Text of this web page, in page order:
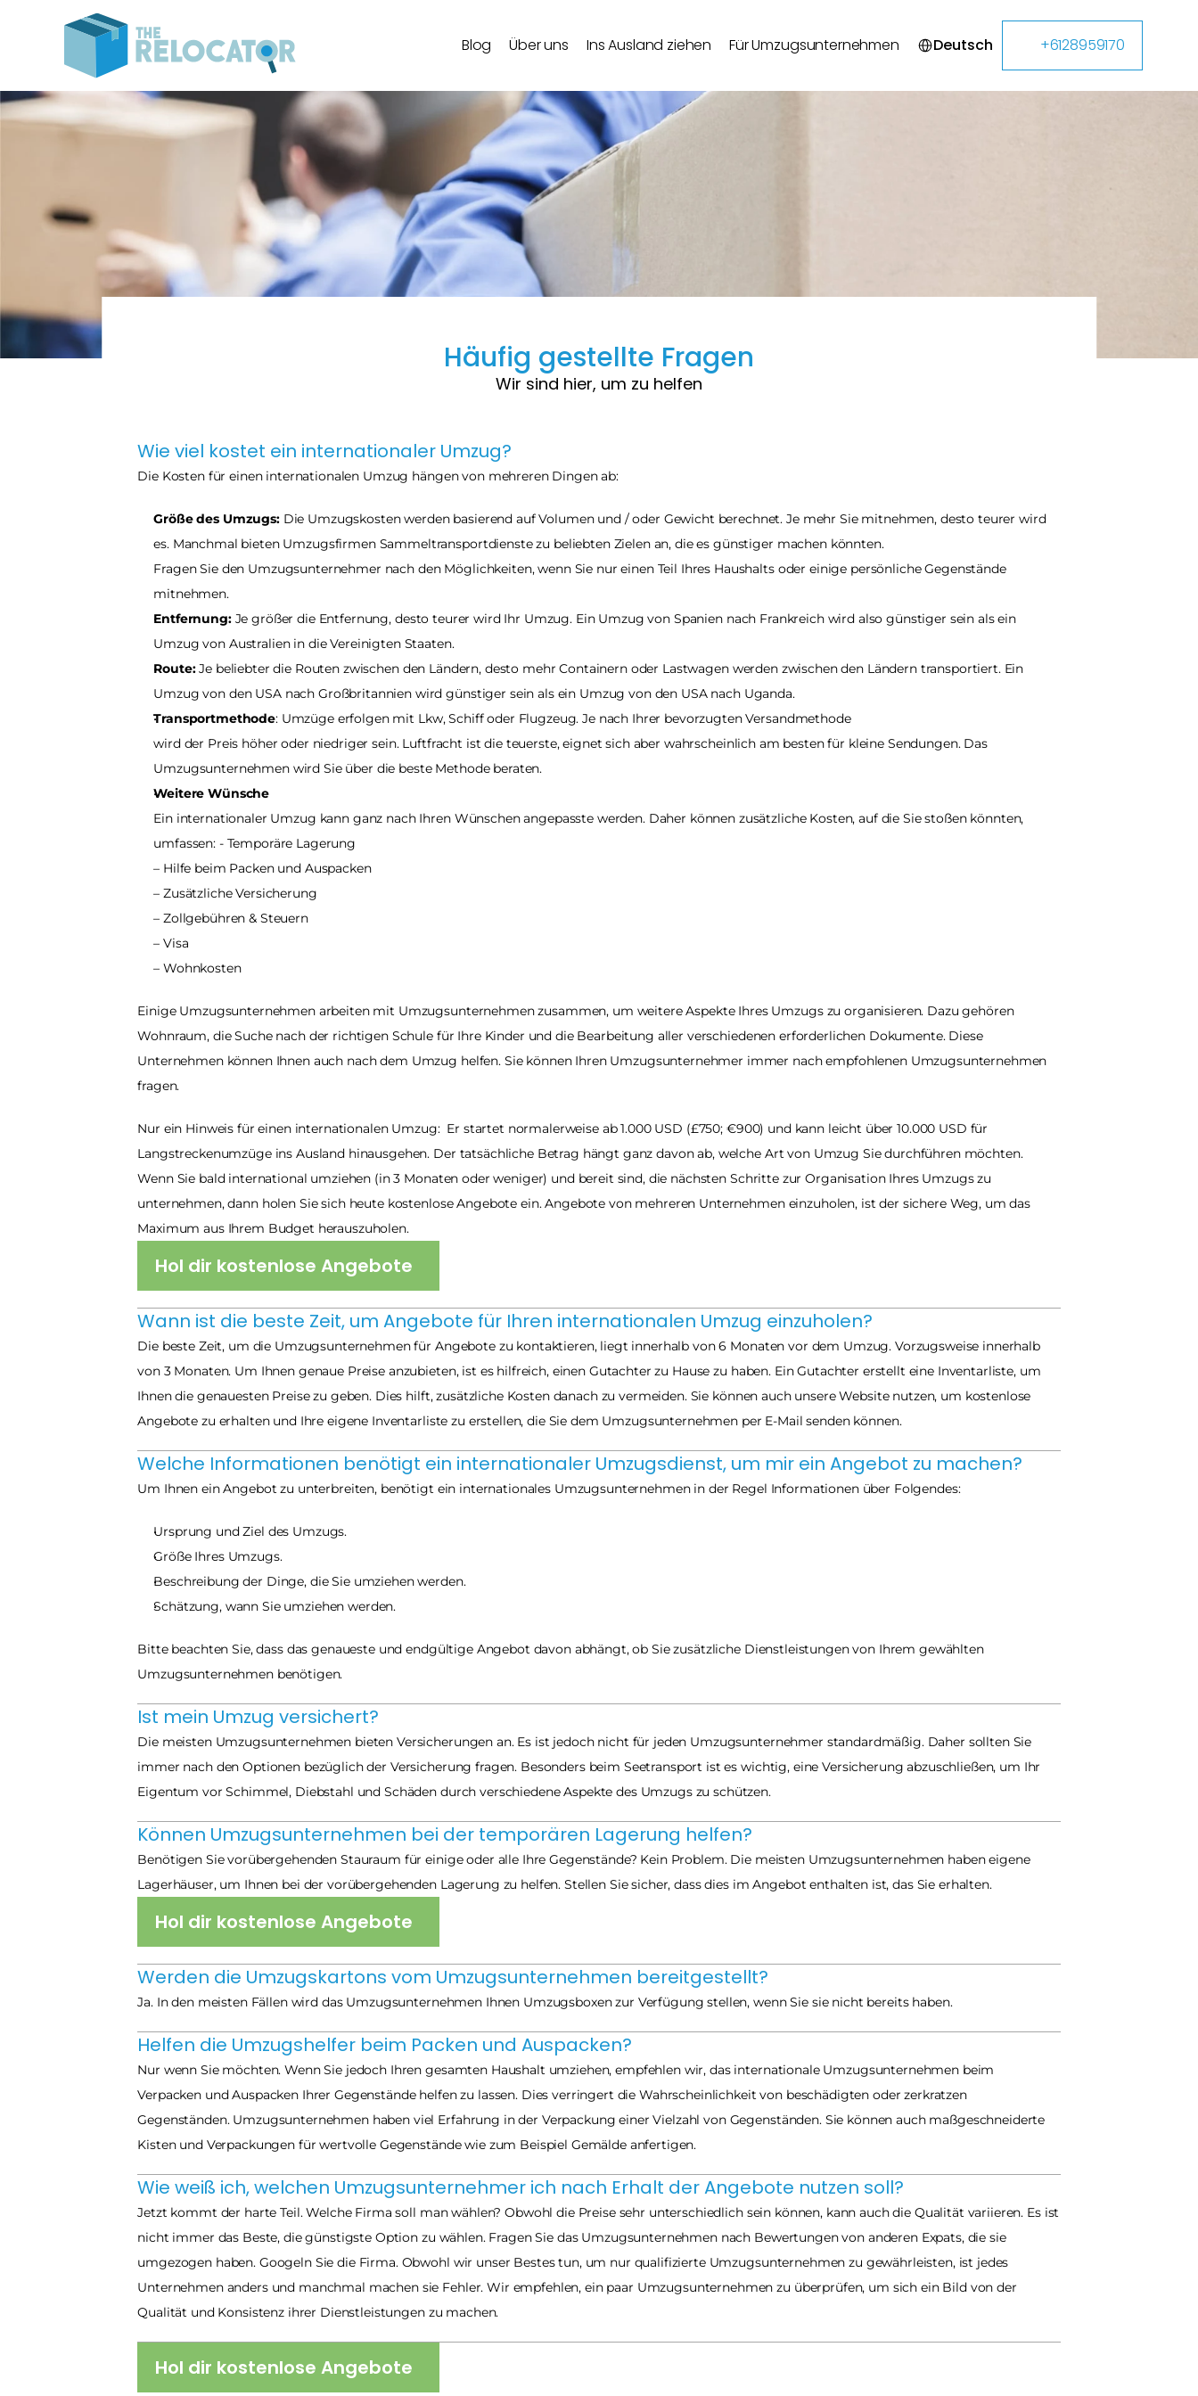
Blog Über uns Ins Ausland ziehen Für Umzugsunternehmen Deutsch +6128959170
Häufig gestellte Fragen
Wir sind hier, um zu helfen
Wie viel kostet ein internationaler Umzug?
Die Kosten für einen internationalen Umzug hängen von mehreren Dingen ab:
Größe des Umzugs: Die Umzugskosten werden basierend auf Volumen und / oder Gewicht berechnet. Je mehr Sie mitnehmen, desto teurer wird
es. Manchmal bieten Umzugsfirmen Sammeltransportdienste zu beliebten Zielen an, die es günstiger machen könnten.
Fragen Sie den Umzugsunternehmer nach den Möglichkeiten, wenn Sie nur einen Teil Ihres Haushalts oder einige persönliche Gegenstände
mitnehmen.
Entfernung: Je größer die Entfernung, desto teurer wird Ihr Umzug. Ein Umzug von Spanien nach Frankreich wird also günstiger sein als ein
Umzug von Australien in die Vereinigten Staaten.
Route: Je beliebter die Routen zwischen den Ländern, desto mehr Containern oder Lastwagen werden zwischen den Ländern transportiert. Ein
Umzug von den USA nach Großbritannien wird günstiger sein als ein Umzug von den USA nach Uganda.
Transportmethode: Umzüge erfolgen mit Lkw, Schiff oder Flugzeug. Je nach Ihrer bevorzugten Versandmethode
wird der Preis höher oder niedriger sein. Luftfracht ist die teuerste, eignet sich aber wahrscheinlich am besten für kleine Sendungen. Das
Umzugsunternehmen wird Sie über die beste Methode beraten.
Weitere Wünsche
Ein internationaler Umzug kann ganz nach Ihren Wünschen angepasste werden. Daher können zusätzliche Kosten, auf die Sie stoßen könnten,
umfassen: - Temporäre Lagerung
– Hilfe beim Packen und Auspacken
– Zusätzliche Versicherung
– Zollgebühren & Steuern
– Visa
– Wohnkosten
Einige Umzugsunternehmen arbeiten mit Umzugsunternehmen zusammen, um weitere Aspekte Ihres Umzugs zu organisieren. Dazu gehören
Wohnraum, die Suche nach der richtigen Schule für Ihre Kinder und die Bearbeitung aller verschiedenen erforderlichen Dokumente. Diese
Unternehmen können Ihnen auch nach dem Umzug helfen. Sie können Ihren Umzugsunternehmer immer nach empfohlenen Umzugsunternehmen
fragen.
Nur ein Hinweis für einen internationalen Umzug:  Er startet normalerweise ab 1.000 USD (£750; €900) und kann leicht über 10.000 USD für
Langstreckenumzüge ins Ausland hinausgehen. Der tatsächliche Betrag hängt ganz davon ab, welche Art von Umzug Sie durchführen möchten.
Wenn Sie bald international umziehen (in 3 Monaten oder weniger) und bereit sind, die nächsten Schritte zur Organisation Ihres Umzugs zu
unternehmen, dann holen Sie sich heute kostenlose Angebote ein. Angebote von mehreren Unternehmen einzuholen, ist der sichere Weg, um das
Maximum aus Ihrem Budget herauszuholen.
Hol dir kostenlose Angebote
Wann ist die beste Zeit, um Angebote für Ihren internationalen Umzug einzuholen?
Die beste Zeit, um die Umzugsunternehmen für Angebote zu kontaktieren, liegt innerhalb von 6 Monaten vor dem Umzug. Vorzugsweise innerhalb
von 3 Monaten. Um Ihnen genaue Preise anzubieten, ist es hilfreich, einen Gutachter zu Hause zu haben. Ein Gutachter erstellt eine Inventarliste, um
Ihnen die genauesten Preise zu geben. Dies hilft, zusätzliche Kosten danach zu vermeiden. Sie können auch unsere Website nutzen, um kostenlose
Angebote zu erhalten und Ihre eigene Inventarliste zu erstellen, die Sie dem Umzugsunternehmen per E-Mail senden können.
Welche Informationen benötigt ein internationaler Umzugsdienst, um mir ein Angebot zu machen?
Um Ihnen ein Angebot zu unterbreiten, benötigt ein internationales Umzugsunternehmen in der Regel Informationen über Folgendes:
Ursprung und Ziel des Umzugs.
Größe Ihres Umzugs.
Beschreibung der Dinge, die Sie umziehen werden.
Schätzung, wann Sie umziehen werden.
Bitte beachten Sie, dass das genaueste und endgültige Angebot davon abhängt, ob Sie zusätzliche Dienstleistungen von Ihrem gewählten
Umzugsunternehmen benötigen.
Ist mein Umzug versichert?
Die meisten Umzugsunternehmen bieten Versicherungen an. Es ist jedoch nicht für jeden Umzugsunternehmer standardmäßig. Daher sollten Sie
immer nach den Optionen bezüglich der Versicherung fragen. Besonders beim Seetransport ist es wichtig, eine Versicherung abzuschließen, um Ihr
Eigentum vor Schimmel, Diebstahl und Schäden durch verschiedene Aspekte des Umzugs zu schützen.
Können Umzugsunternehmen bei der temporären Lagerung helfen?
Benötigen Sie vorübergehenden Stauraum für einige oder alle Ihre Gegenstände? Kein Problem. Die meisten Umzugsunternehmen haben eigene
Lagerhäuser, um Ihnen bei der vorübergehenden Lagerung zu helfen. Stellen Sie sicher, dass dies im Angebot enthalten ist, das Sie erhalten.
Hol dir kostenlose Angebote
Werden die Umzugskartons vom Umzugsunternehmen bereitgestellt?
Ja. In den meisten Fällen wird das Umzugsunternehmen Ihnen Umzugsboxen zur Verfügung stellen, wenn Sie sie nicht bereits haben.
Helfen die Umzugshelfer beim Packen und Auspacken?
Nur wenn Sie möchten. Wenn Sie jedoch Ihren gesamten Haushalt umziehen, empfehlen wir, das internationale Umzugsunternehmen beim
Verpacken und Auspacken Ihrer Gegenstände helfen zu lassen. Dies verringert die Wahrscheinlichkeit von beschädigten oder zerkratzen
Gegenständen. Umzugsunternehmen haben viel Erfahrung in der Verpackung einer Vielzahl von Gegenständen. Sie können auch maßgeschneiderte
Kisten und Verpackungen für wertvolle Gegenstände wie zum Beispiel Gemälde anfertigen.
Wie weiß ich, welchen Umzugsunternehmer ich nach Erhalt der Angebote nutzen soll?
Jetzt kommt der harte Teil. Welche Firma soll man wählen? Obwohl die Preise sehr unterschiedlich sein können, kann auch die Qualität variieren. Es ist
nicht immer das Beste, die günstigste Option zu wählen. Fragen Sie das Umzugsunternehmen nach Bewertungen von anderen Expats, die sie
umgezogen haben. Googeln Sie die Firma. Obwohl wir unser Bestes tun, um nur qualifizierte Umzugsunternehmen zu gewährleisten, ist jedes
Unternehmen anders und manchmal machen sie Fehler. Wir empfehlen, ein paar Umzugsunternehmen zu überprüfen, um sich ein Bild von der
Qualität und Konsistenz ihrer Dienstleistungen zu machen.
Hol dir kostenlose Angebote